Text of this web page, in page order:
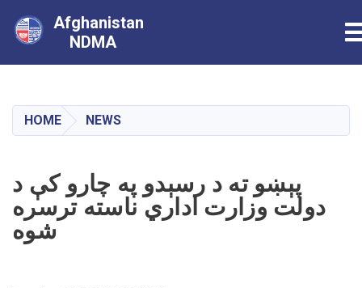
content
Afghanistan
NDMA
HOME NEWS
پېښو ته د رسېدو په چارو کې د
دولت وزارت اداري ناسته ترسره
شوه